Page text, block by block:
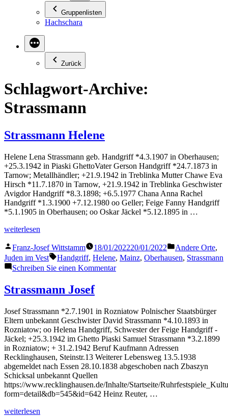
Gruppenlisten
Hachschara
Zurück
Schlagwort-Archive:
Strassmann
Strassmann Helene
Helene Lena Strassmann geb. Handgriff *4.3.1907 in Oberhausen;
+25.3.1942 in Piaski GhettoVater Gerson Handgriff *24.7.1873 in
Tarnow; Metallhändler; +21.9.1942 in Treblinka Mutter Chawe Eva
Hirsch *11.7.1870 in Tarnow, +21.9.1942 in Treblinka Geschwister
Avigdor Handgriff *8.3.1898; +6.5.1977 Chana Anna Rachel
Handgriff *1.3.1900 +7.12.1980 oo Geller; Feige Fanny Handgriff
*5.1.1905 in Oberhausen; oo Oskar Jäckel *5.12.1895 in …
„Strassmann
weiterlesen
Veröffentlicht
von
Franz-Josef Wittstamm 18/01/202220/01/2022
Veröffentlicht
in
Andere Orte,
Juden im Vest
Schlagwörter:
Handgriff, Helene, Mainz, Oberhausen, Strassmann
Schreiben Sie einen Kommentarzu
Strassmann Josef
Josef Strassmann *2.7.1901 in Rozniatow Polnischer Staatsbürger
Eltern unbekannt Geschwister David Strassmann *4.10.1893 in
Rozniatow; oo Helena Handgriff, Schwester der Feige Handgriff -
Jäckel; +25.3.1942 im Ghetto Piaski Samuel Strassmann *3.2.1899
in Rozniatow; + 31.2.1942 Beruf Kaufmann Adressen
Recklinghausen, Steinstr.13 Weiterer Lebensweg 13.5.1938
abgemeldet nach Essen 28.10.1838 abgeschoben nach Zbaszyn
Schicksal unbekannt Quellen
https://www.recklinghausen.de/Inhalte/Startseite/
form=detail&db=545&id=642 Heinz Reuter, …
„Strassmann
weiterlesen